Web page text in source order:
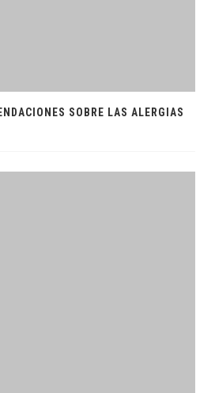
SOBRE LAS ALERGIAS